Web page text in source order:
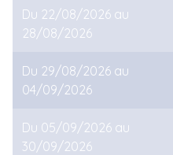
Du 22/08/2026 au
28/08/2026
Du 29/08/2026 au
04/09/2026
Du 05/09/2026 au
30/09/2026